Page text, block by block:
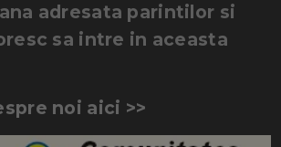
adresata parintilor si
sa intre in aceasta
noi aici >>